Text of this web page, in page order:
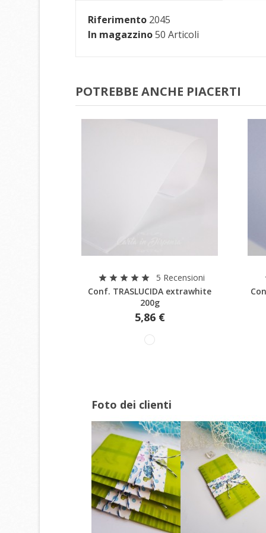
Riferimento 2045
In magazzino50 Articoli
POTREBBE ANCHE PIACERTI
star star star star star
5 Recensioni
Conf. TRASLUCIDA extrawhite
200g
5,86 €
Foto dei clienti